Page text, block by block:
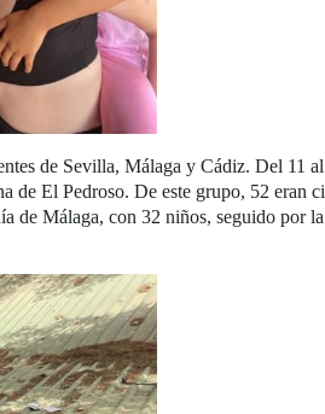
de Sevilla, Málaga y Cádiz. Del 11
de El Pedroso. De este grupo, 52 eran
de Málaga, con 32 niños, seguido por